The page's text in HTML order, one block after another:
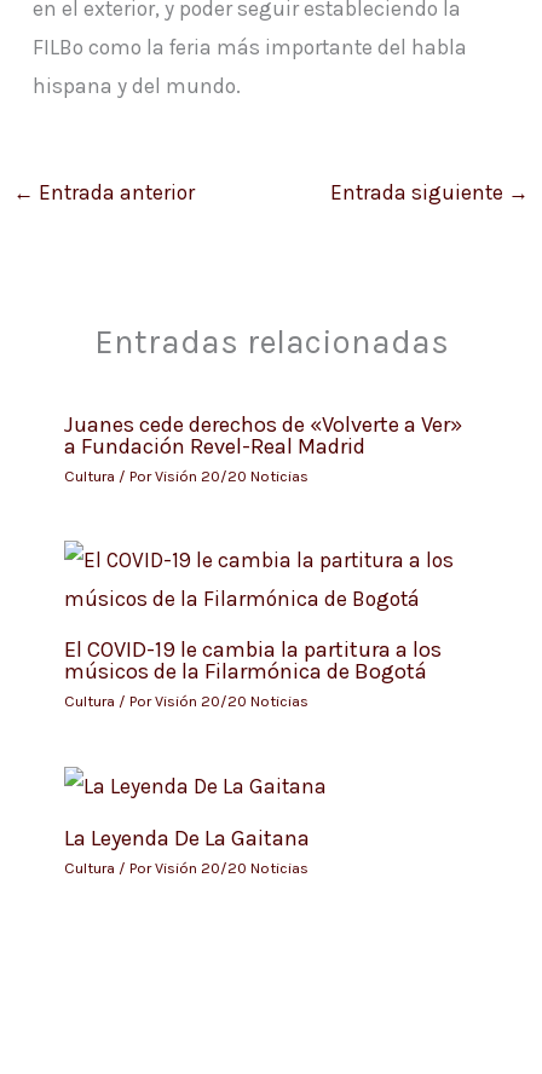
en el exterior, y poder seguir estableciendo la
FILBo como la feria más importante del habla
hispana y del mundo.
← Entrada anterior Entrada siguiente →
Entradas relacionadas
Juanes cede derechos de «Volverte a Ver»
a Fundación Revel-Real Madrid
Cultura / PorVisión 20/20 Noticias
El COVID-19 le cambia la partitura a los
músicos de la Filarmónica de Bogotá
Cultura / PorVisión 20/20 Noticias
La Leyenda De La Gaitana
Cultura / PorVisión 20/20 Noticias